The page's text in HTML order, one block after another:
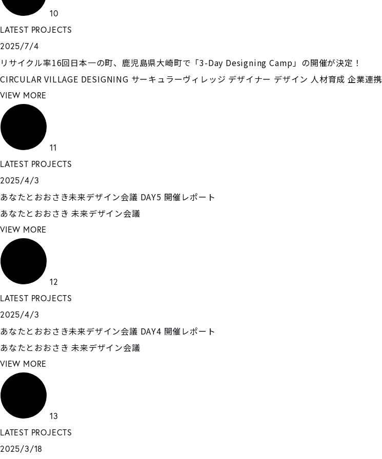
10
LATEST PROJECTS
2025/7/4
リサイクル率16回日本一の町、鹿児島県大崎町で「3-Day Designing Camp」の開催が決定！
CIRCULAR VILLAGE DESIGNING サーキュラーヴィレッジ デザイナー デザイン 人材育成 企業連携
VIEW MORE
11
LATEST PROJECTS
2025/4/3
あなたとおおさき未来デザイン会議 DAY5 開催レポート
あなたとおおさき 未来デザイン会議
VIEW MORE
12
LATEST PROJECTS
2025/4/3
あなたとおおさき未来デザイン会議 DAY4 開催レポート
あなたとおおさき 未来デザイン会議
VIEW MORE
13
LATEST PROJECTS
2025/3/18